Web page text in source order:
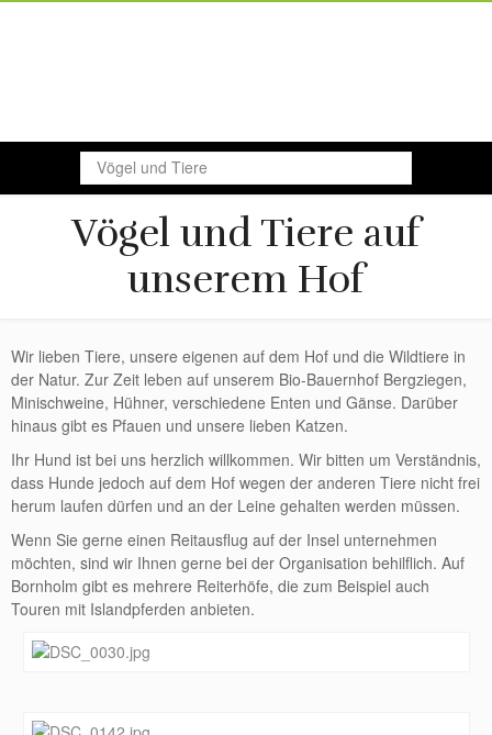
Vögel und Tiere
Vögel und Tiere auf
unserem Hof
Wir lieben Tiere, unsere eigenen auf dem Hof und die Wildtiere in
der Natur. Zur Zeit leben auf unserem Bio-Bauernhof Bergziegen,
Minischweine, Hühner, verschiedene Enten und Gänse. Darüber
hinaus gibt es Pfauen und unsere lieben Katzen.
Ihr Hund ist bei uns herzlich willkommen. Wir bitten um Verständnis,
dass Hunde jedoch auf dem Hof wegen der anderen Tiere nicht frei
herum laufen dürfen und an der Leine gehalten werden müssen.
Wenn Sie gerne einen Reitausflug auf der Insel unternehmen
möchten, sind wir Ihnen gerne bei der Organisation behilflich. Auf
Bornholm gibt es mehrere Reiterhöfe, die zum Beispiel auch
Touren mit Islandpferden anbieten.